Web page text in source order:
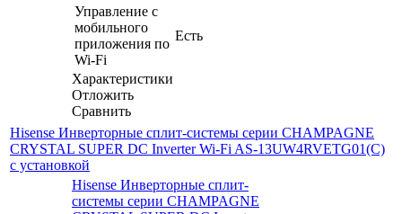
Управление c
мобильного
приложения по
Wi-Fi
Есть
Характеристики
Отложить
Сравнить
Hisense Инверторные сплит-системы серии CHAMPAGNE
CRYSTAL SUPER DC Inverter Wi-Fi AS-13UW4RVETG01(C)
с установкой
Hisense Инверторные сплит-
системы серии CHAMPAGNE